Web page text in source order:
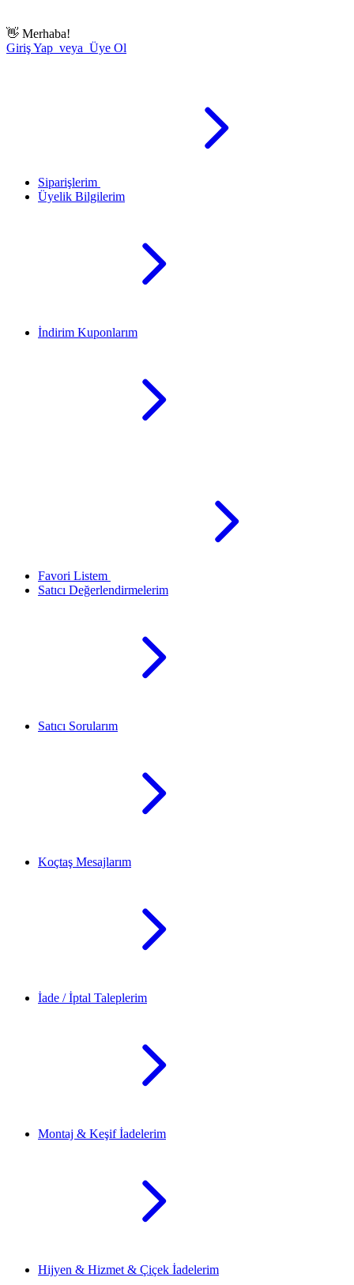
👋 Merhaba!
Giriş Yap veya Üye Ol
Siparişlerim
Üyelik Bilgilerim
İndirim Kuponlarım
Favori Listem
Satıcı Değerlendirmelerim
Satıcı Sorularım
Koçtaş Mesajlarım
İade / İptal Taleplerim
Montaj & Keşif İadelerim
Hijyen & Hizmet & Çiçek İadelerim